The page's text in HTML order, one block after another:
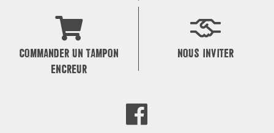
COMMANDER UN TAMPON
ENCREUR
NOUS INVITER